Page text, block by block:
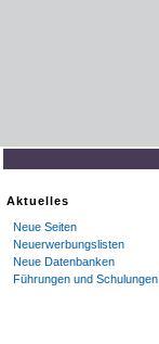
Aktuelles
Neue Seiten
Neuerwerbungslisten
Neue Datenbanken
Führungen und Schulungen